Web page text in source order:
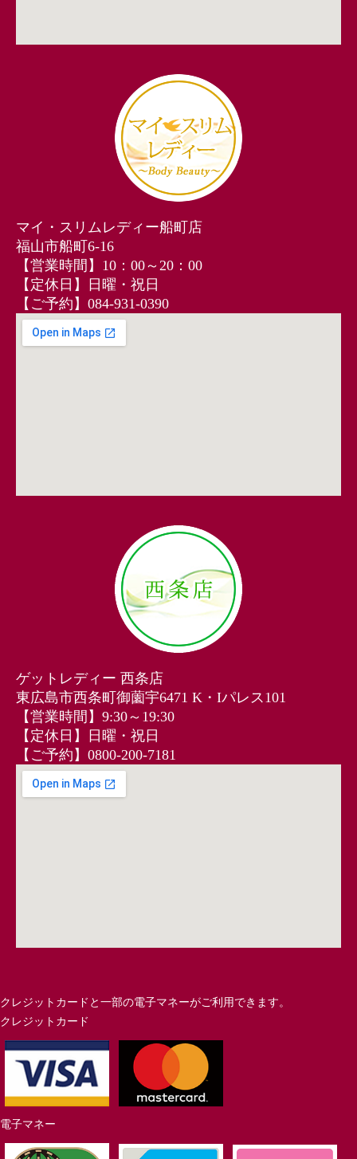
マイ・スリムレディー船町店
福山市船町6-16
【営業時間】10：00～20：00
【定休日】日曜・祝日
【ご予約】084-931-0390
ゲットレディー 西条店
東広島市西条町御薗宇6471 K・Iパレス101
【営業時間】9:30～19:30
【定休日】日曜・祝日
【ご予約】0800-200-7181
クレジットカードと一部の電子マネーがご利用できます。
クレジットカード
電子マネー